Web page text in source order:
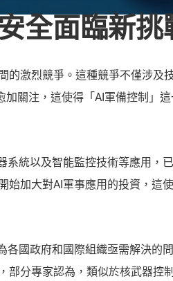
全面臨新挑
激烈競爭。這種競爭不僅涉及
關注，這使得「AI軍備控制」
統以及智能監控技術等應用，
加大對AI軍事應用的投資，這
國政府和國際組織亟需解決的
分專家認為，類似於核武器控